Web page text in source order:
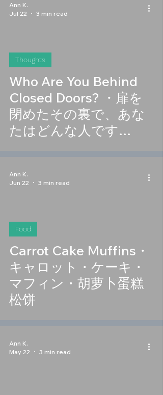
Who Are You Behind
Closed Doors? ・扉を
閉めたその裏で、あな
たはどんな人です
Thoughts
Ann K.
Jul 22
3 min read
Carrot Cake Muffins・
キャロット・ケーキ・
マフィン・胡萝卜蛋糕
松饼
Food
Ann K.
Jun 22
3 min read
Ann K.
May 22
3 min read